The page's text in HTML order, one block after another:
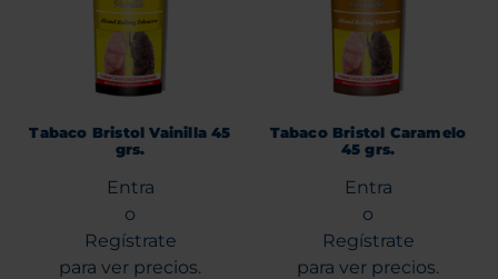
Tabaco Bristol Vainilla 45
grs.
Entra
o
Regístrate
para ver precios.
Tabaco Bristol Caramelo
45 grs.
Entra
o
Regístrate
para ver precios.